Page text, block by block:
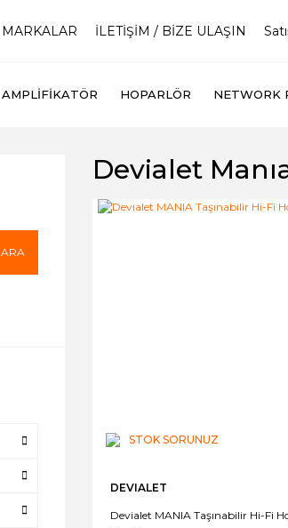
MARKALAR İLETİŞİM / BİZE ULAŞIN
AMPLIFIKATÖR HOPARLÖR NETWORK
ARA
Devialet
STOK SORUNUZ
DEVIALET
Devialet MANIA Taşınabilir Hi-Fi